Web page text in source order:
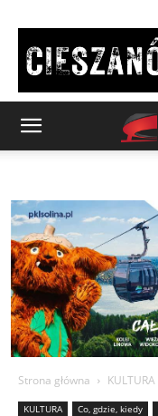
Strona główna KULTURA
KULTURA Co, gdzie, kiedy